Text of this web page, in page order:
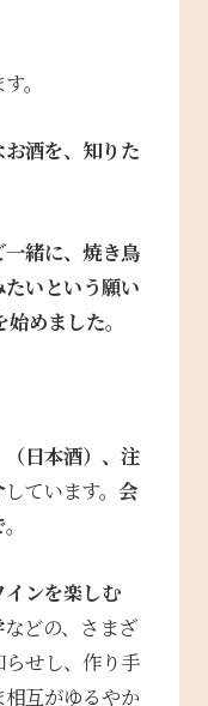
。
酒を、知りた
緒に、焼き鳥
いという願い
めました。
日本酒）、注
しています。 会
。
ンを楽しむ
などの、さまざ
せし、作り手
互がゆるやか